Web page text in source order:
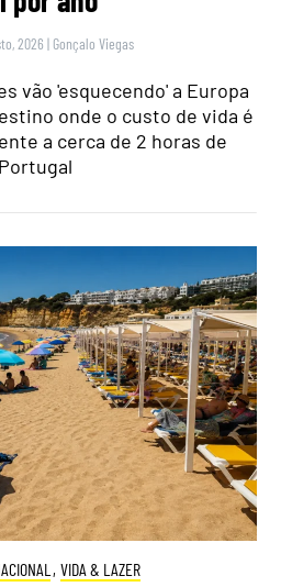
2026 | Gonçalo Viegas
vão 'esquecendo' a Europa
onde o custo de vida é
a cerca de 2 horas de
Portugal
, VIDA & LAZER